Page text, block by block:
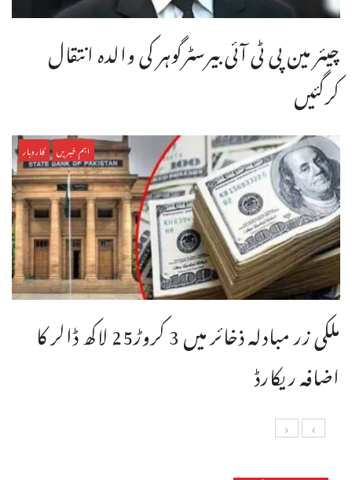
چیئر مین پی ٹی آئی بیرسٹرگوہر کی والدہ انتقال
کرگئیں
اہم خبریں کاروبار
ملکی زر مبادلہ ذخائر میں 3 کروڑ25 لاکھ ڈالر کا
اضافہ ریکارڈ